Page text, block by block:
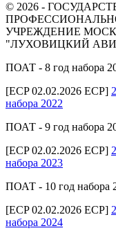
© 2026 -
УЧРЕЖДЕНИЕ
"ЛУХОВИЦКИЙ
ПОАТ - 8 год набора
[ECP 02.02.2026 ECP]
набора 2022
ПОАТ - 9 год набора
[ECP 02.02.2026 ECP]
набора 2023
ПОАТ - 10 год набора
[ECP 02.02.2026 ECP]
набора 2024